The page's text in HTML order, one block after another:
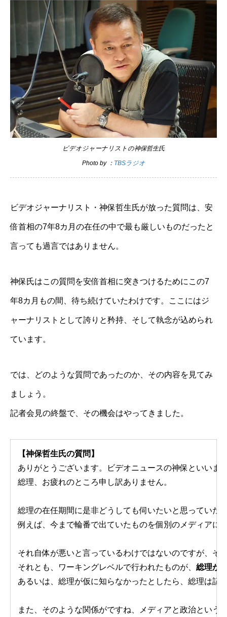
ビデオジャーナリストの神保哲生氏
Photo by ： TBSラジオ
ビデオジャーナリスト・神保哲生氏が放った質問は、安
倍首相の7年8カ月の在任の中で最も厳しいものだったと
言っても過言ではありません。
神保氏はこの質問を安倍首相に突きつけるためにこの7
年8カ月もの間、待ち続けていたわけです。ここにはジ
ャーナリストとして誇りと矜持、そして執念が込められ
ています。
では、どのような質問であったのか、その内容を見てみ
ましょう。
記者会見の終盤で、その機会はやってきました。
【神保哲生氏の質問】
ありがとうございます。ビデオニュースの神保といいま
総理、お疲れのところ申し訳ありません。
総理の在任期間に是非どうしても伺いたいと思っていた
例えば、今まで輪番で出ていたものを個別のメディアに
それ自体が悪いと言っているわけではないのですが、そ
それとも、ワーキングレベルで行われたものが、 総理が
あるいは、総理が仮に知らなかったとしたら、総理は記
また、そのような関係がですね、メディアと政治という